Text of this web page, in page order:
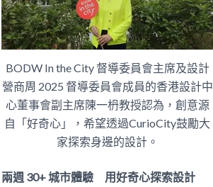
BODW In the City 督導委員會主席及設計
營商周 2025 督導委員會成員的香港設計中
心董事會副主席陳一枬教授認為，創意源
自「好奇心」，希望透過CurioCity鼓勵大
家探索身邊的設計。
兩週 30+城市體驗 用好奇心探索設計